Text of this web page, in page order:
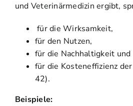
und Veterinärmedizin ergibt,
für die Wirksamkeit,
für den Nutzen,
für die Nachhaltigkeit und
für die Kosteneffizienz
42).
Beispiele: